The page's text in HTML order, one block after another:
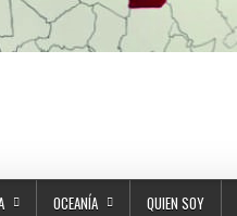
OCEANÍA QUIEN SOY